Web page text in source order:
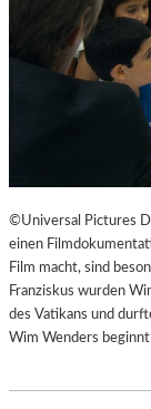
©Universal Pictures
einen
Film macht, sind
Franziskus wurden
des Vatikans und
Wim Wenders